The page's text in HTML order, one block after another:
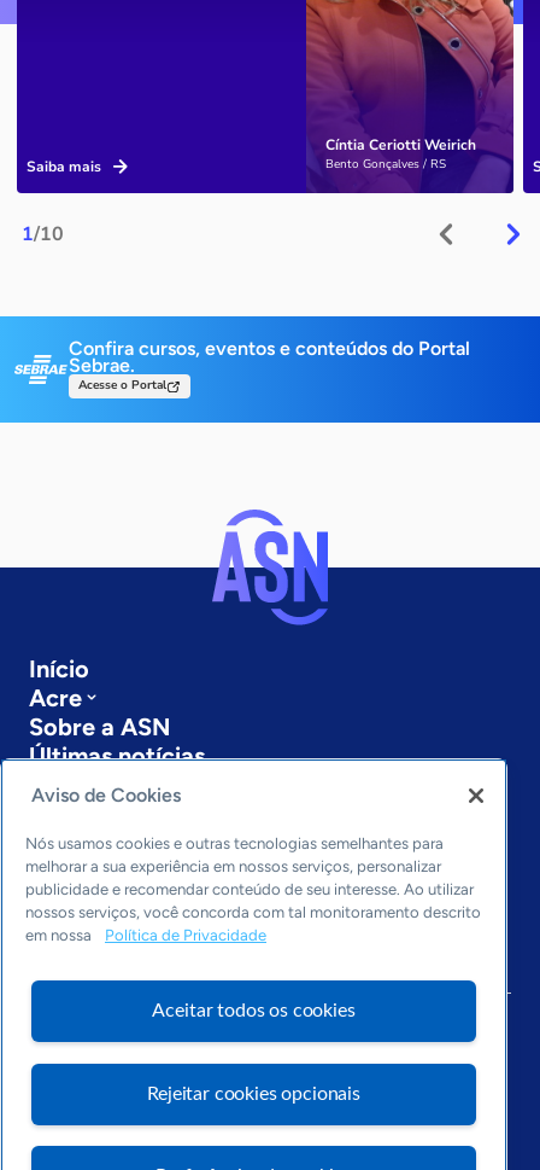
1/10
Cíntia Ceriotti Weirich
Bento Gonçalves / RS
Saiba mais
Confira cursos, eventos e conteúdos do Portal
Sebrae.
Acesse o Portal
Início
Acre
Sobre a ASN
Últimas notícias
Entre em contato
Economia & Política
Inovação & Tecnologia
Cultura empreendedora
Dados
Arquivo
Aviso de Cookies
Nós usamos cookies e outras tecnologias semelhantes para
melhorar a sua experiência em nossos serviços, personalizar
publicidade e recomendar conteúdo de seu interesse. Ao utilizar
nossos serviços, você concorda com tal monitoramento descrito
em nossa
Política de Privacidade
Aceitar todos os cookies
Rejeitar cookies opcionais